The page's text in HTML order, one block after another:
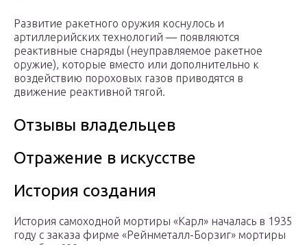
Развитие ракетного оружия коснулось и
артиллерийских технологий — появляются
реактивные снаряды (неуправляемое ракетное
оружие), которые вместо или дополнительно к
воздействию пороховых газов приводятся в
движение реактивной тягой.
Отзывы владельцев
Отражение в искусстве
История создания
История самоходной мортиры «Карл» началась в 1935
году с заказа фирме «Рейнметалл-Борзиг» мортиры